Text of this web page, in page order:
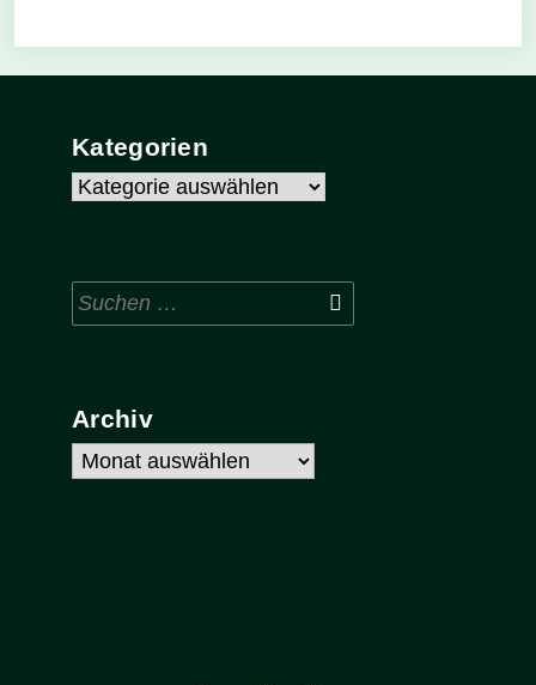
Kategorien
Kategorien
Suchen
nach:
Archiv
Archiv